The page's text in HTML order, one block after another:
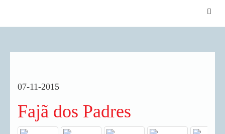
07-11-2015
Fajã dos Padres